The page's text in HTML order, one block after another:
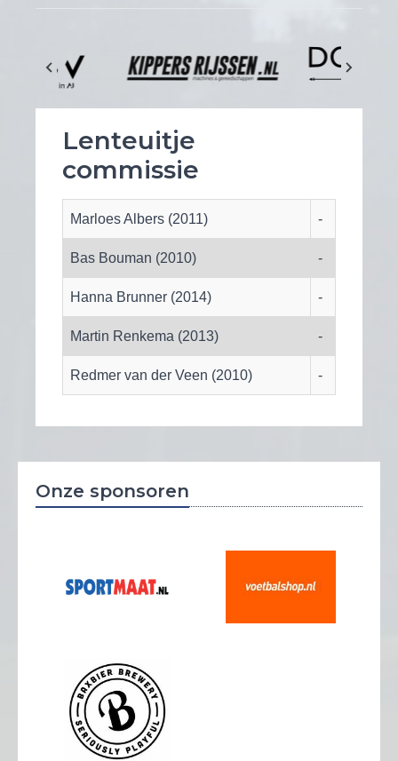
Lenteuitje
commissie
Marloes Albers (2011) -
Bas Bouman (2010) -
Hanna Brunner (2014) -
Martin Renkema (2013) -
Redmer van der Veen (2010) -
Onze sponsoren